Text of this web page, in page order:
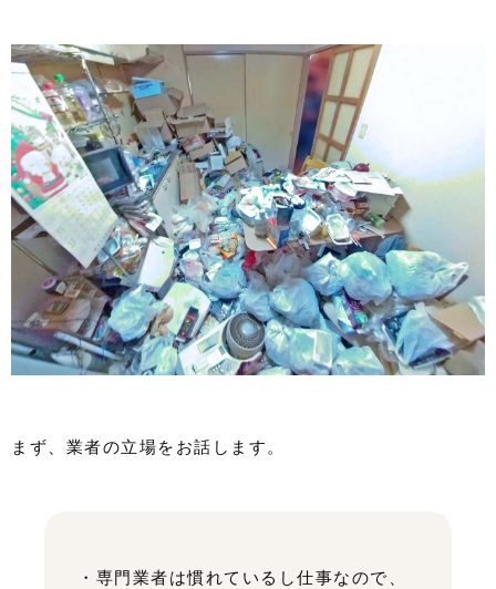
まず、業者の立場をお話します。
・専門業者は慣れているし仕事なので、